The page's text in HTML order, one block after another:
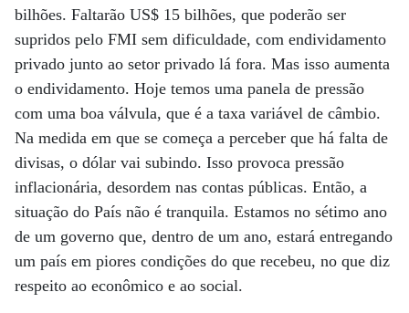
bilhões. Faltarão US$ 15 bilhões, que poderão ser
supridos pelo FMI sem dificuldade, com endividamento
privado junto ao setor privado lá fora. Mas isso aumenta
o endividamento. Hoje temos uma panela de pressão
com uma boa válvula, que é a taxa variável de câmbio.
Na medida em que se começa a perceber que há falta de
divisas, o dólar vai subindo. Isso provoca pressão
inflacionária, desordem nas contas públicas. Então, a
situação do País não é tranquila. Estamos no sétimo ano
de um governo que, dentro de um ano, estará entregando
um país em piores condições do que recebeu, no que diz
respeito ao econômico e ao social.